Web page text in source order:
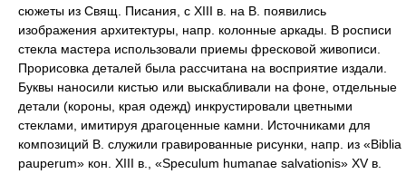
сюжеты из Свящ. Писания, с XIII в. на В. появились
изображения архитектуры, напр. колонные аркады. В росписи
стекла мастера использовали приемы фресковой живописи.
Прорисовка деталей была рассчитана на восприятие издали.
Буквы наносили кистью или выскабливали на фоне, отдельные
детали (короны, края одежд) инкрустировали цветными
стеклами, имитируя драгоценные камни. Источниками для
композиций В. служили гравированные рисунки, напр. из «Biblia
pauperum» кон. XIII в., «Speculum humanae salvationis» XV в.